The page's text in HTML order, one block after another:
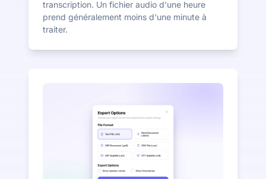
transcription. Un fichier audio d'une heure
prend généralement moins d'une minute à
traiter.